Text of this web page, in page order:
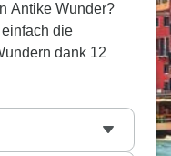
Antike Wunder?
die
dank 12